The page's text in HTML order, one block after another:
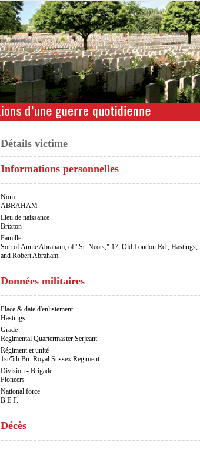
Détails victime
Informations personnelles
Nom
ABRAHAM
Lieu de naissance
Brixton
Famille
Son of Annie Abraham, of "St. Neots," 17, Old London Rd., Hastings,
and Robert Abraham.
Données militaires
Place & date d'enlistement
Hastings
Grade
Regimental Quartermaster Serjeant
Régiment et unité
1st/5th Bn. Royal Sussex Regiment
Division - Brigade
Pioneers
National force
B.E.F.
Décès